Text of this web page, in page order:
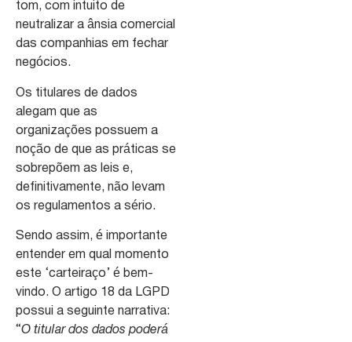
tom, com intuito de
neutralizar a ânsia comercial
das companhias em fechar
negócios.
Os titulares de dados
alegam que as
organizações possuem a
noção de que as práticas se
sobrepõem as leis e,
definitivamente, não levam
os regulamentos a sério.
Sendo assim, é importante
entender em qual momento
este ‘carteiraço’ é bem-
vindo. O artigo 18 da LGPD
possui a seguinte narrativa:
“O titular dos dados poderá